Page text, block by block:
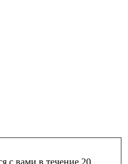
с вами в течение 20